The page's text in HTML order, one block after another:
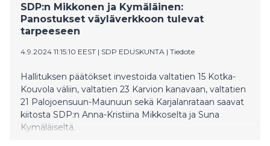
SDP:n Mikkonen ja Kymäläinen:
Panostukset väyläverkkoon tulevat
tarpeeseen
4.9.2024 11:15:10 EEST | SDP EDUSKUNTA | Tiedote
Hallituksen päätökset investoida valtatien 15 Kotka-
Kouvola väliin, valtatien 23 Karvion kanavaan, valtatien
21 Palojoensuun-Maunuun sekä Karjalanrataan saavat
kiitosta SDP:n Anna-Kristiina Mikkoselta ja Suna
Kymäläiseltä.